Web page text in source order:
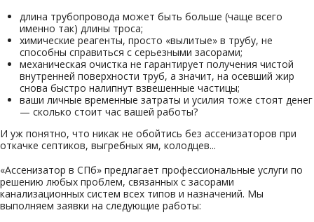
длина трубопровода может быть больше (чаще всего
именно так) длины троса;
химические реагенты, просто «вылитые» в трубу, не
способны справиться с серьезными засорами;
механическая очистка не гарантирует получения чистой
внутренней поверхности труб, а значит, на осевший жир
снова быстро налипнут взвешенные частицы;
ваши личные временные затраты и усилия тоже стоят денег
— сколько стоит час вашей работы?
И уж понятно, что никак не обойтись без ассенизаторов при
откачке септиков, выгребных ям, колодцев...
«Ассенизатор в СПб» предлагает профессиональные услуги по
решению любых проблем, связанных с засорами
канализационных систем всех типов и назначений. Мы
выполняем заявки на следующие работы: